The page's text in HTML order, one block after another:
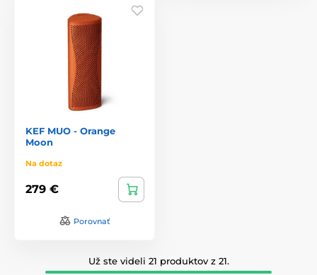
KEF MUO - Orange
Moon
Na dotaz
279 €
Porovnať
Už ste videli 21 produktov z 21.